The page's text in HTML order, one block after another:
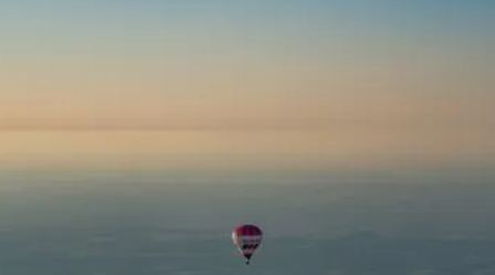
verschiedene Pakete für unsere Ballonfahrten an,
sehen Sie sich gerne auf der Webseite um.